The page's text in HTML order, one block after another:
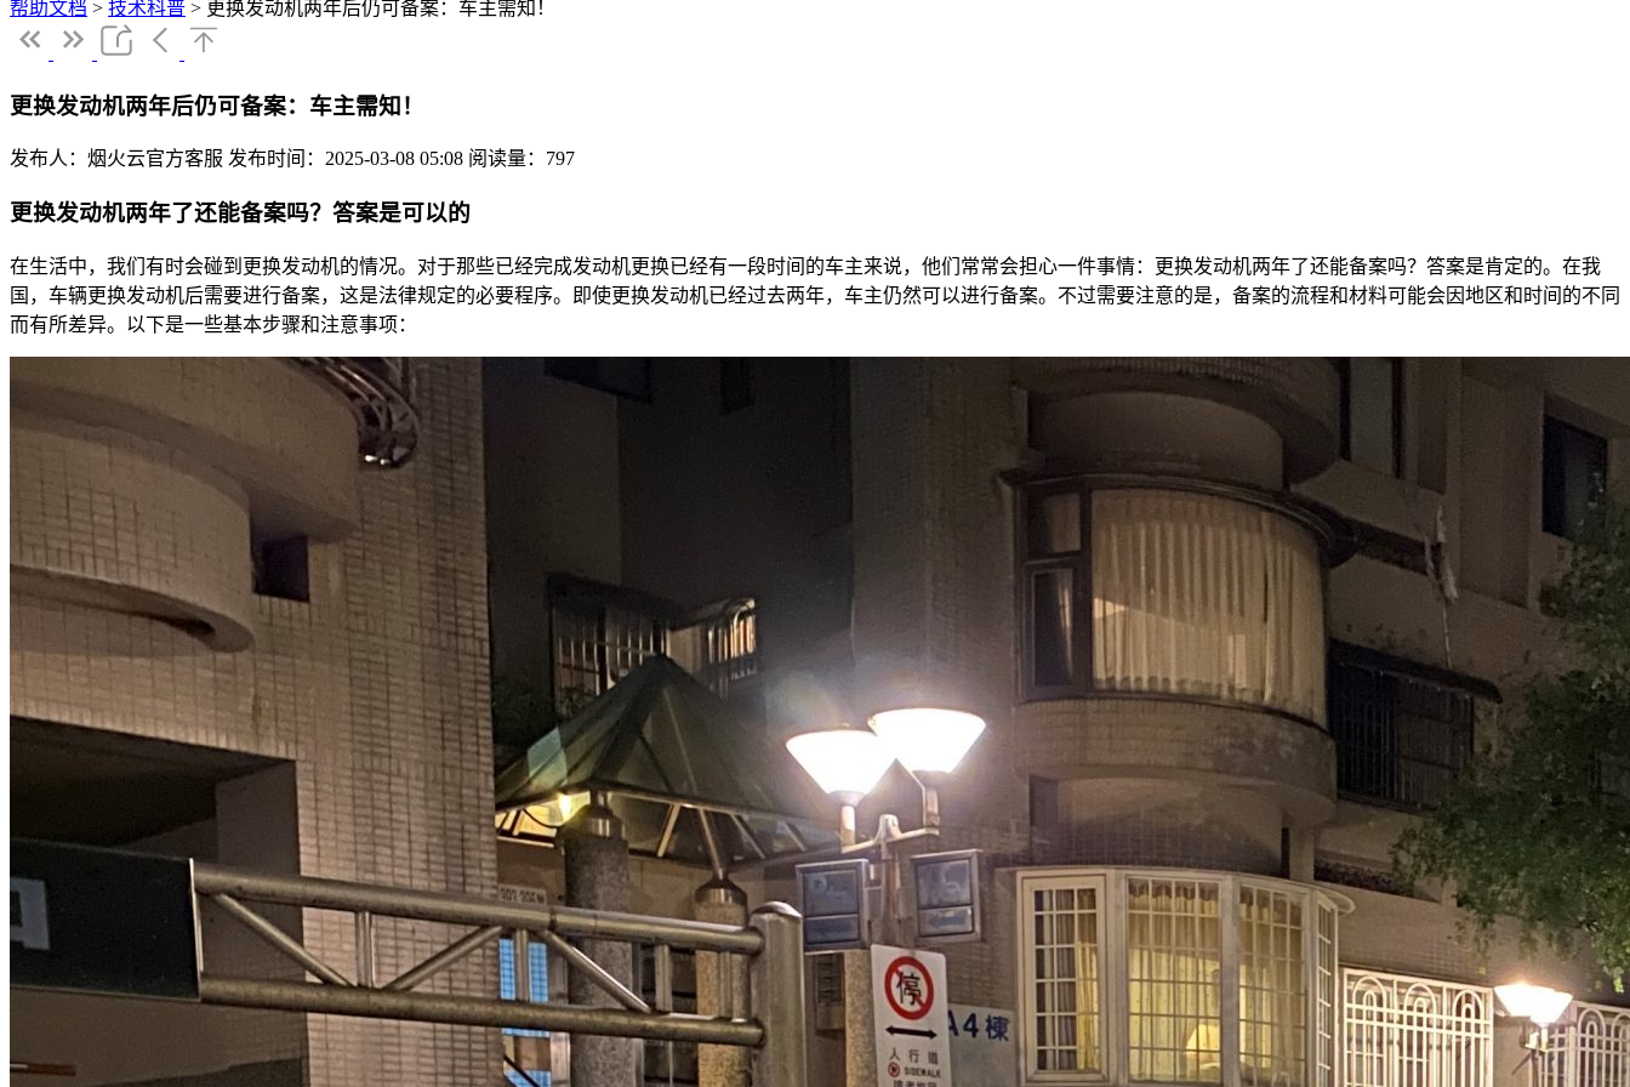
帮助文档 > 技术科普 > 更换发动机两年后仍可备案：车主需知！
更换发动机两年后仍可备案：车主需知！
发布人：烟火云官方客服 发布时间：2025-03-08 05:08 阅读量：797
更换发动机两年了还能备案吗？答案是可以的
在生活中，我们有时会碰到更换发动机的情况。对于那些已经完成发动机更换已经有一段时间的车主来说，他们常常会担心一件事情：更换发动机两年了还能备案吗？答案是肯定的。在我
国，车辆更换发动机后需要进行备案，这是法律规定的必要程序。即使更换发动机已经过去两年，车主仍然可以进行备案。不过需要注意的是，备案的流程和材料可能会因地区和时间的不同
而有所差异。以下是一些基本步骤和注意事项：